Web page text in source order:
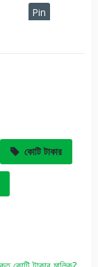
Pin
কোটি টাকার